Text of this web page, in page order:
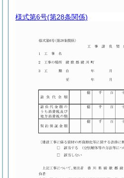
様式第6号(第28条関係)